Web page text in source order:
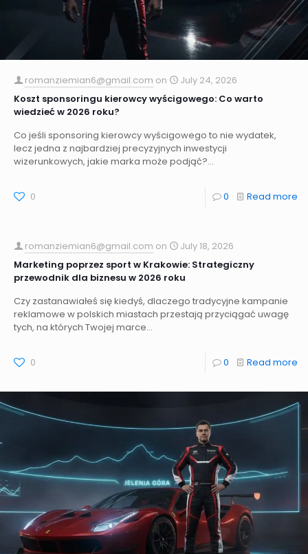
romanziemian6@gmail.com on
July 24, 2026
Koszt sponsoringu kierowcy wyścigowego: Co warto
wiedzieć w 2026 roku?
Co jeśli sponsoring kierowcy wyścigowego to nie wydatek,
lecz jedna z najbardziej precyzyjnych inwestycji
wizerunkowych, jakie marka może podjąć?...
0 0 Read more
romanziemian6@gmail.com on
July 18, 2026
Marketing poprzez sport w Krakowie: Strategiczny
przewodnik dla biznesu w 2026 roku
Czy zastanawiałeś się kiedyś, dlaczego tradycyjne kampanie
reklamowe w polskich miastach przestają przyciągać uwagę
tych, na których Twojej marce...
0 0 Read more